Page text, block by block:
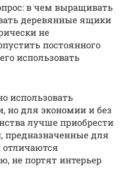
в чем выращивать
деревянные ящики
не
постоянного
использовать
использовать
но для экономии и без
лучше приобрести
для
не портят интерьер